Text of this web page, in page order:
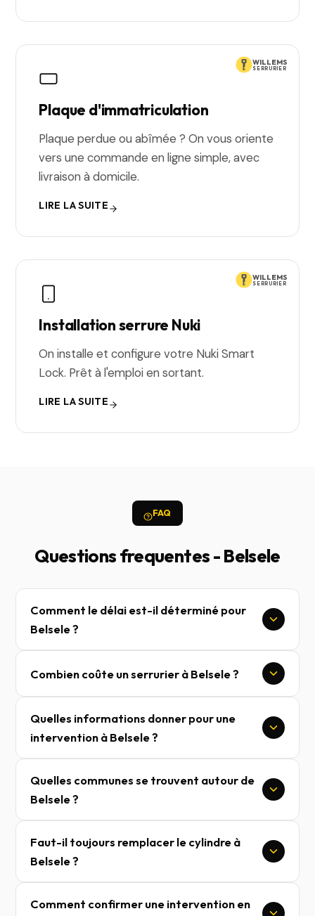
WILLEMS
SERRURIER
Plaque d'immatriculation
Plaque perdue ou abîmée ? On vous oriente
vers une commande en ligne simple, avec
livraison à domicile.
LIRE LA SUITE
WILLEMS
SERRURIER
Installation serrure Nuki
On installe et configure votre Nuki Smart
Lock. Prêt à l'emploi en sortant.
LIRE LA SUITE
FAQ
Questions frequentes - Belsele
Comment le délai est-il déterminé pour
Belsele ?
Combien coûte un serrurier à Belsele ?
Quelles informations donner pour une
intervention à Belsele ?
Quelles communes se trouvent autour de
Belsele ?
Faut-il toujours remplacer le cylindre à
Belsele ?
Comment confirmer une intervention en